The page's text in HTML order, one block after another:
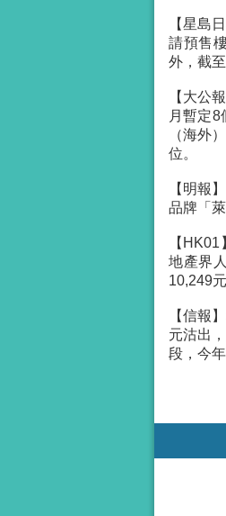
【星島
請預售
外，截
【大公
月暫定
（海外
位。
【明報
品牌「
【
地產界
10,249
【信報
元沽出
段，今